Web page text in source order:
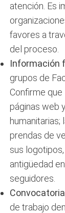
atención. Es
favores a
del proceso.
Información
grupos de
Confirme
páginas web
prendas de
sus
antigüedad
seguidores.
de trabajo